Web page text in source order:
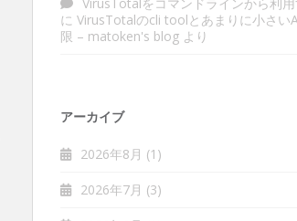
に VirusTotalのcli toolとあまりに小さい
限 – matoken's blog より
アーカイブ
2026年8月 (1)
2026年7月 (3)